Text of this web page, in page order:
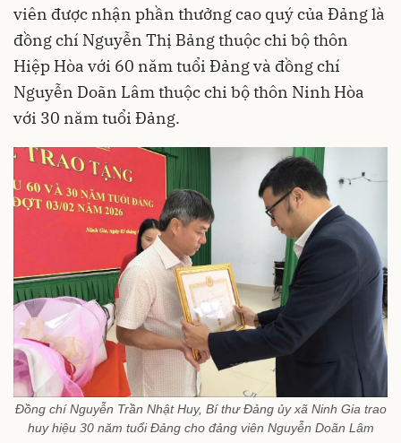
viên được nhận phần thưởng cao quý của Đảng là
đồng chí Nguyễn Thị Bảng thuộc chi bộ thôn
Hiệp Hòa với 60 năm tuổi Đảng và đồng chí
Nguyễn Doãn Lâm thuộc chi bộ thôn Ninh Hòa
với 30 năm tuổi Đảng.
Đồng chí Nguyễn Trần Nhật Huy, Bí thư Đảng ủy xã Ninh Gia trao
huy hiệu 30 năm tuổi Đảng cho đảng viên Nguyễn Doãn Lâm